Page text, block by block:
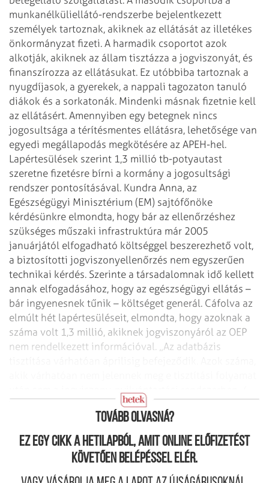
munkanélküliellátó-rendszerbe bejelentkezett
személyek tartoznak, akiknek az ellátását az illetékes
önkormányzat fizeti. A harmadik csoportot azok
alkotják, akiknek az állam tisztázza a jogviszonyát, és
finanszírozza az ellátásukat. Ez utóbbiba tartoznak a
nyugdíjasok, a gyerekek, a nappali tagozaton tanuló
diákok és a sorkatonák. Mindenki másnak fizetnie kell
az ellátásért. Amennyiben egy betegnek nincs
jogosultsága a térítésmentes ellátásra, lehetősége van
egyedi megállapodás megkötésére az APEH-hel.
Lapértesülések szerint 1,3 millió tb-potyautast
szeretne fizetésre bírni a kormány a jogosultsági
rendszer pontosításával. Kundra Anna, az
Egészségügyi Minisztérium (EM) sajtófőnöke
kérdésünkre elmondta, hogy bár az ellenőrzéshez
szükséges műszaki infrastruktúra már 2005
januárjától elfogadható költséggel beszerezhető volt,
a biztosítotti jogviszonyellenőrzés nem egyszerűen
technikai kérdés. Szerinte a társadalomnak idő kellett
annak elfogadásához, hogy az egészségügyi ellátás –
bár ingyenesnek tűnik – költséget generál. Cáfolva az
elmúlt hét lapértesüléseit, elmondta, hogy azoknak a
száma volt 1,3 millió, akiknek jogviszonyáról az OEP
nem rendelkezett információval. „Az adatbázis
600 ezer lesz” – mondta Kundra Anna.
Tovább olvasná?
Ez egy cikk a hetilapból, amit online előfizetést
követően belépéssel elér.